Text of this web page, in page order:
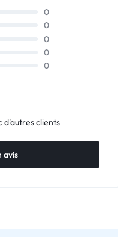
0
0
0
0
0
d'autres clients
avis